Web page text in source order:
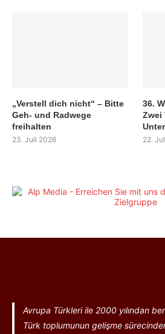
„Verstell dich nicht“ – Bitte
Geh- und Radwege
freihalten
23. Juli 2026
36.
Zwei
22.
Avrupa Türkleri ile 2000 yılından
Türk toplumunun gelişme